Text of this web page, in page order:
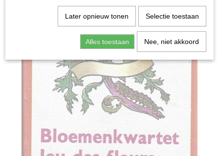
Later opnieuw tonen Selectie toestaan
Alles toestaan Nee, niet akkoord